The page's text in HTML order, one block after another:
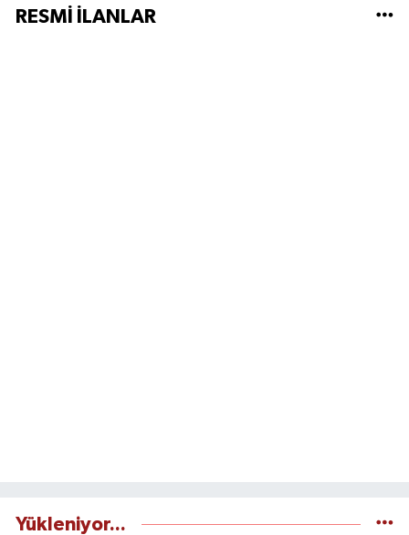
RESMİ İLANLAR
Yükleniyor...